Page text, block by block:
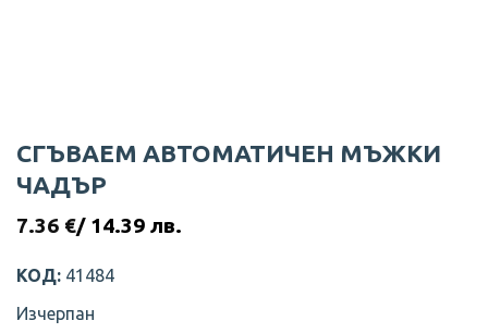
СГЪВАЕМ АВТОМАТИЧЕН МЪЖКИ
ЧАДЪР
7.36 €/ 14.39 лв.
КОД: 41484
Изчерпан